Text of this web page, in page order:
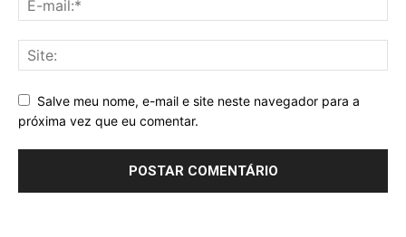
Salve meu nome, e-mail e site neste navegador para a
próxima vez que eu comentar.